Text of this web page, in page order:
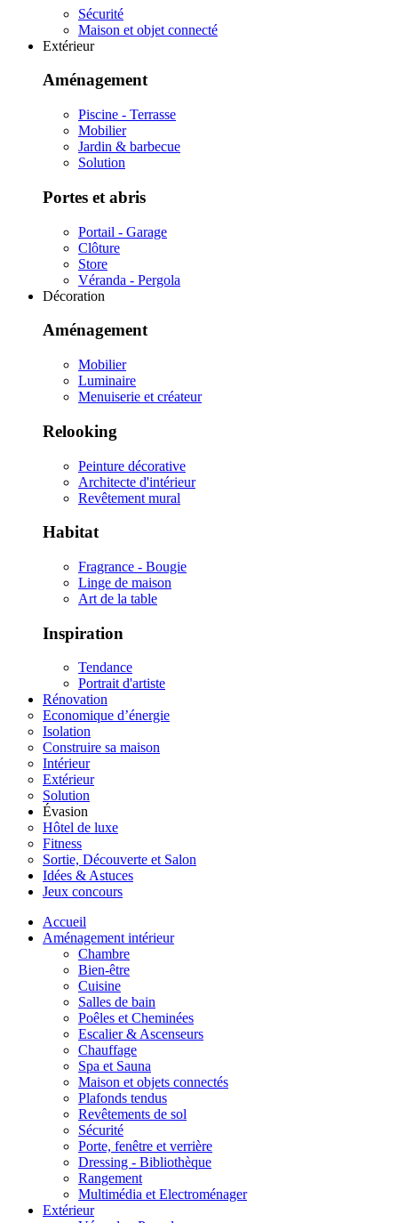
Sécurité
Maison et objet connecté
Extérieur
Aménagement
Piscine - Terrasse
Mobilier
Jardin & barbecue
Solution
Portes et abris
Portail - Garage
Clôture
Store
Véranda - Pergola
Décoration
Aménagement
Mobilier
Luminaire
Menuiserie et créateur
Relooking
Peinture décorative
Architecte d'intérieur
Revêtement mural
Habitat
Fragrance - Bougie
Linge de maison
Art de la table
Inspiration
Tendance
Portrait d'artiste
Rénovation
Economique d’énergie
Isolation
Construire sa maison
Intérieur
Extérieur
Solution
Évasion
Hôtel de luxe
Fitness
Sortie, Découverte et Salon
Idées & Astuces
Jeux concours
Accueil
Aménagement intérieur
Chambre
Bien-être
Cuisine
Salles de bain
Poêles et Cheminées
Escalier & Ascenseurs
Chauffage
Spa et Sauna
Maison et objets connectés
Plafonds tendus
Revêtements de sol
Sécurité
Porte, fenêtre et verrière
Dressing - Bibliothèque
Rangement
Multimédia et Electroménager
Extérieur